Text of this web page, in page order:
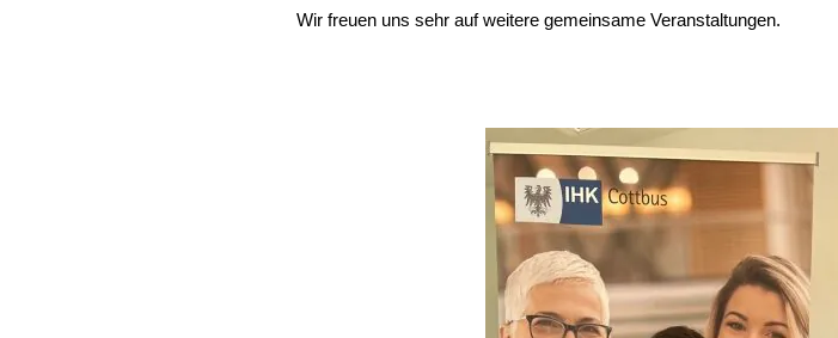
Wir freuen uns sehr auf weitere gemeinsame Veranstaltungen.